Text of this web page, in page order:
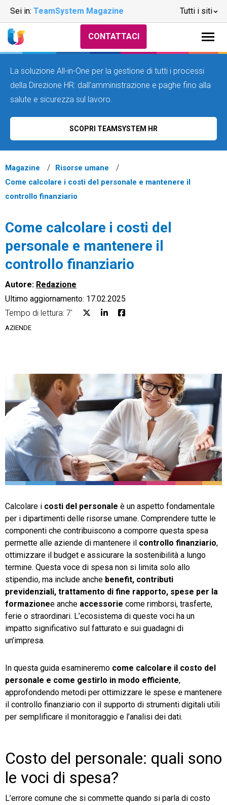
Sei in: TeamSystem Magazine Tutti i siti
Ecommerce
Email Marketing
Financial Solutions
Trust Services
TeamSystem Corporate
TeamSystem Store
CONTATTACI
La soluzione All-in-One per la gestione di tutti i processi
della Direzione HR: dall’amministrazione e paghe fino alla
salute e sicurezza sul lavoro.
SCOPRI TEAMSYSTEM HR
Magazine
Risorse umane
Come calcolare i costi del personale e mantenere il
controllo finanziario
Come calcolare i costi del
personale e mantenere il
controllo finanziario
Autore: Redazione
Ultimo aggiornamento: 17.02.2025
Tempo di lettura: 7'
AZIENDE
Calcolare i costi del personale è un aspetto fondamentale
per i dipartimenti delle risorse umane. Comprendere tutte le
componenti che contribuiscono a comporre questa spesa
permette alle aziende di mantenere il controllo finanziario,
ottimizzare il budget e assicurare la sostenibilità a lungo
termine. Questa voce di spesa non si limita solo allo
stipendio, ma include anche benefit, contributi
previdenziali, trattamento di fine rapporto, spese per la
formazionee anche accessorie come rimborsi, trasferte,
ferie o straordinari. L’ecosistema di queste voci ha un
impatto significativo sul fatturato e sui guadagni di
un’impresa.
In questa guida esamineremo come calcolare il costo del
personale e come gestirlo in modo efficiente,
approfondendo metodi per ottimizzare le spese e mantenere
il controllo finanziario con il supporto di strumenti digitali utili
per semplificare il monitoraggio e l’analisi dei dati.
Costo del personale: quali sono
le voci di spesa?
L’errore comune che si commette quando si parla di costo